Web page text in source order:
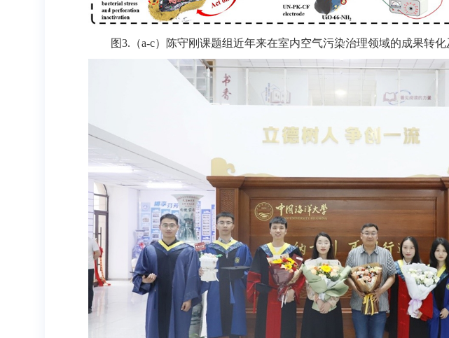
图3.（a-c）陈守刚课题组近年来在室内空气污染治理领域的成果转